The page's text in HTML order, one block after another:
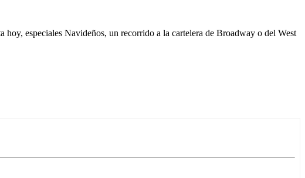
hoy, especiales Navideños, un recorrido a la cartelera de Broadway o del West